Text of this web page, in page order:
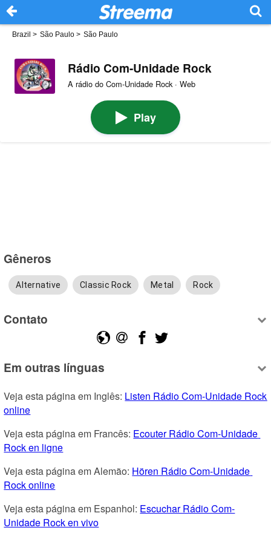
Brazil > São Paulo > São Paulo
Rádio Com-Unidade Rock
A rádio do Com-Unidade Rock · Web
Play
Gêneros
Alternative Classic Rock Metal Rock
Contato
Em outras línguas
Veja esta página em Inglês: Listen Rádio Com-Unidade Rock
online
Veja esta página em Francês: Ecouter Rádio Com-Unidade
Rock en ligne
Veja esta página em Alemão: Hören Rádio Com-Unidade
Rock online
Veja esta página em Espanhol: Escuchar Rádio Com-
Unidade Rock en vivo